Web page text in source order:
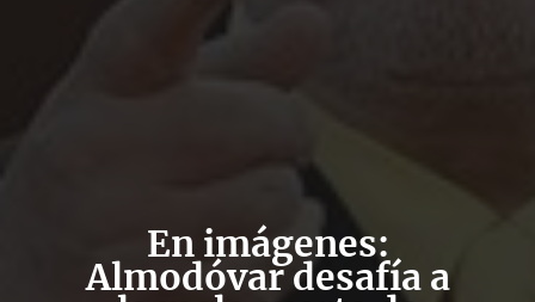
En imágenes:
Almodóvar desafía a